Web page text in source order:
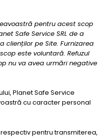
pentru acest scop
Safe Service SRL de a
clienților pe Site. Furnizarea
este voluntară. Refuzul
nu va avea urmări negative
Planet Safe Service
cu caracter personal
pentru transmiterea,